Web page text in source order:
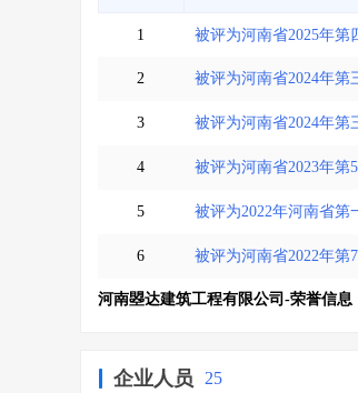
1 被评为河南省2025年第
2 被评为河南省2024年第
3 被评为河南省2024年第
4 被评为河南省2023年第
5 被评为2022年河南省第
6 被评为河南省2022年第
河南曌达建筑工程有限公司-荣誉信息
企业人员 25